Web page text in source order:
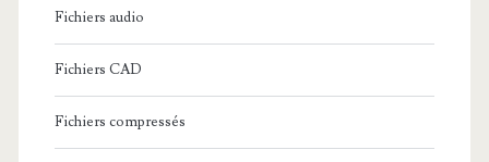
Fichiers audio
Fichiers CAD
Fichiers compressés